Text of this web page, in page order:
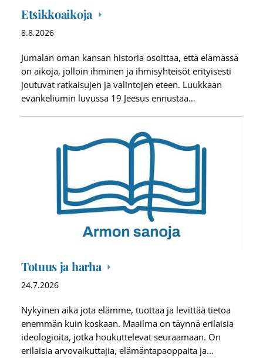
Etsikkoaikoja
8.8.2026
Jumalan oman kansan historia osoittaa, että elämässä
on aikoja, jolloin ihminen ja ihmisyhteisöt erityisesti
joutuvat ratkaisujen ja valintojen eteen. Luukkaan
evankeliumin luvussa 19 Jeesus ennustaa…
Totuus ja harha
24.7.2026
Nykyinen aika jota elämme, tuottaa ja levittää tietoa
enemmän kuin koskaan. Maailma on täynnä erilaisia
ideologioita, jotka houkuttelevat seuraamaan. On
erilaisia arvovaikuttajia, elämäntapaoppaita ja…